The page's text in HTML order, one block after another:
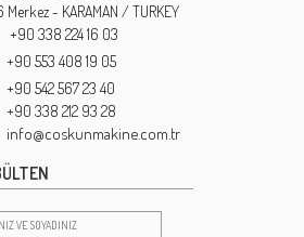
Merkez - KARAMAN / TURKEY
+90 338 224 16 03
553 408 19 05
542 567 23 40
+90 338 212 93 28
info@coskunmakine.com.tr